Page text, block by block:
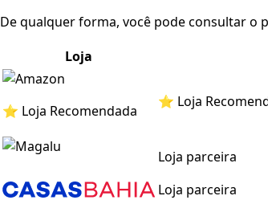
De qualquer forma, você pode consultar o
Loja
⭐ Loja Recomendada
⭐ Loja
Loja parceira
Loja parceira